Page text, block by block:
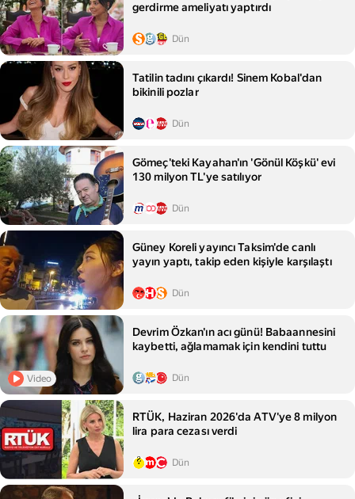
gerdirme ameliyatı yaptırdı
Dün
Tatilin tadını çıkardı! Sinem Kobal'dan
bikinili pozlar
Dün
Gömeç'teki Kayahan'ın 'Gönül Köşkü' evi
130 milyon TL'ye satılıyor
Dün
Güney Koreli yayıncı Taksim'de canlı
yayın yaptı, takip eden kişiyle karşılaştı
Dün
Video
Devrim Özkan'ın acı günü! Babaannesini
kaybetti, ağlamamak için kendini tuttu
Dün
RTÜK, Haziran 2026'da ATV'ye 8 milyon
lira para cezası verdi
Dün